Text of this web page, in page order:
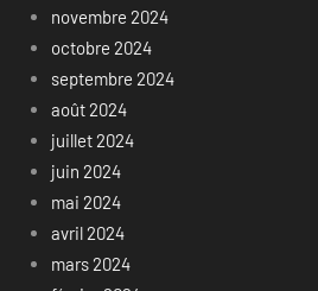
novembre 2024
octobre 2024
septembre 2024
août 2024
juillet 2024
juin 2024
mai 2024
avril 2024
mars 2024